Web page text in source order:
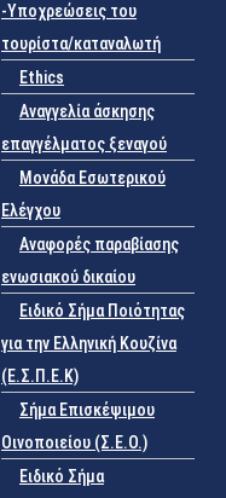
-Υποχρεώσεις του
τουρίστα/καταναλωτή
Ethics
Αναγγελία άσκησης
επαγγέλματος ξεναγού
Μονάδα Εσωτερικού
Ελέγχου
Αναφορές παραβίασης
ενωσιακού δικαίου
Ειδικό Σήμα Ποιότητας
για την Ελληνική Κουζίνα
(Ε.Σ.Π.Ε.Κ)
Σήμα Επισκέψιμου
Οινοποιείου (Σ.Ε.Ο.)
Ειδικό Σήμα